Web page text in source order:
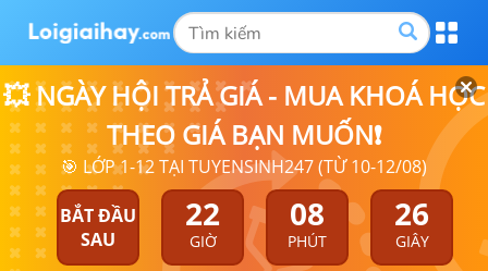
💥 NGÀY HỘI TRẢ GIÁ - MUA KHOÁ HỌC
THEO GIÁ BẠN MUỐN❗
🎯 LỚP 1-12 TẠI TUYENSINH247 (TỪ 10-12/08)
BẮT ĐẦU
SAU
22
GIỜ
08
PHÚT
26
GIÂY